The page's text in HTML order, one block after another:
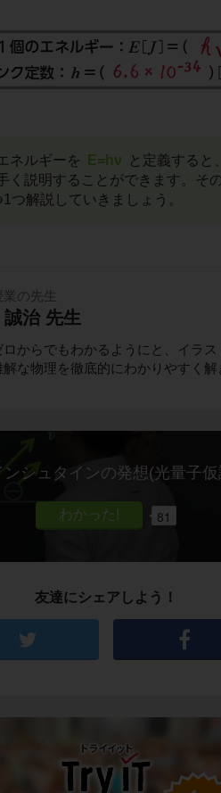
ネルギーを E=hν
と定義すると
く説明することができます。そ
つ解説していきましょう。
業の先生
治 先生
ロからでもわかるようにと、イラ
解な物理を徹底的にわかりやすく解
ンシュタインの発想(光量子仮
81
友達にシェアしよう！